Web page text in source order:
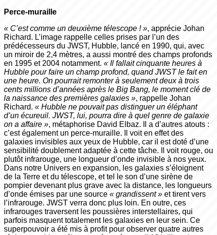
Perce-muraille
« C’est comme un deuxième télescope ! », apprécie Johan
Richard. L’image rappelle celles prises par l’un des
prédécesseurs du JWST, Hubble, lancé en 1990, qui, avec
un miroir de 2,4 mètres, a aussi montré des champs profonds
en 1995 et 2004 notamment. « Il fallait cinquante heures à
Hubble pour faire un champ profond, quand JWST le fait en
une heure. On pourrait remonter à seulement deux à trois
cents millions d’années après le Big Bang, le moment clé de
la naissance des premières galaxies », rappelle Johan
Richard. « Hubble ne pouvait pas distinguer un éléphant
d’un écureuil. JWST, lui, pourra dire à quel genre de galaxie
on a affaire », métaphorise David Elbaz. Il a d’autres atouts :
c’est également un perce-muraille. Il voit en effet des
galaxies invisibles aux yeux de Hubble, car il est doté d’une
sensibilité doublement adaptée à cette tâche. Il voit rouge, ou
plutôt infrarouge, une longueur d’onde invisible à nos yeux.
Dans notre Univers en expansion, les galaxies s’éloignent
de la Terre et du télescope, et tel le son d’une sirène de
pompier devenant plus grave avec la distance, les longueurs
d’onde émises par une source « grandissent » et tirent vers
l’infrarouge. JWST verra donc plus loin. En outre, ces
infrarouges traversent les poussières interstellaires, qui
parfois masquent totalement les galaxies en leur sein. Ce
superpouvoir a été mis à profit pour observer quatre autres